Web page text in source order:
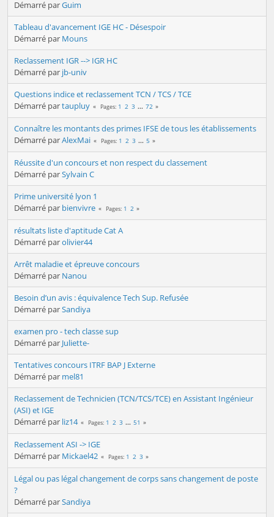
Démarré parGuim
Tableau d'avancement IGE HC - Désespoir
Démarré par Mouns
Reclassement IGR --> IGR HC
Démarré par jb-univ
Questions indice et reclassement TCN / TCS / TCE
Démarré partaupluy Pages 1 2 3 ... 72
Connaître les montants des primes IFSE de tous les établissements
Démarré parAlexMai Pages 1 2 3 ... 5
Réussite d'un concours et non respect du classement
Démarré parSylvain C
Prime université lyon 1
Démarré par bienvivre Pages 1 2
résultats liste d'aptitude Cat A
Démarré parolivier44
Arrêt maladie et épreuve concours
Démarré par Nanou
Besoin d’un avis : équivalence Tech Sup. Refusée
Démarré parSandiya
examen pro - tech classe sup
Démarré par Juliette-
Tentatives concours ITRF BAP J Externe
Démarré par mel81
Reclassement de Technicien (TCN/TCS/TCE) en Assistant Ingénieur
(ASI) et IGE
Démarré par liz14 Pages 1 2 3 ... 51
Reclassement ASI -> IGE
Démarré par Mickael42 Pages 1 2 3
Légal ou pas légal changement de corps sans changement de poste
?
Démarré parSandiya